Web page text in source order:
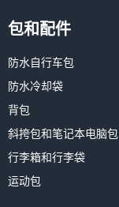
包和配件
防水自行车包
防水冷却袋
背包
斜挎包和笔记本电脑包
行李箱和行李袋
运动包